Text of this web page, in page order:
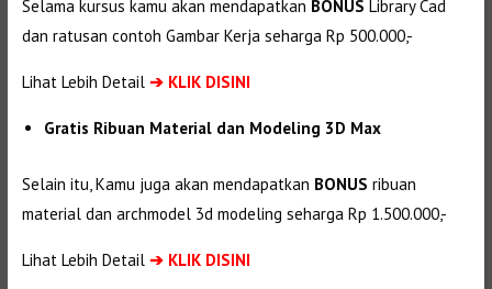
Selama kursus kamu akan mendapatkan BONUS Library Cad
dan ratusan contoh Gambar Kerja seharga Rp 500.000,-
Lihat Lebih Detail ➔ KLIK DISINI
Gratis Ribuan Material dan Modeling 3D Max
Selain itu, Kamu juga akan mendapatkan BONUS ribuan
material dan archmodel 3d modeling seharga Rp 1.500.000,-
Lihat Lebih Detail ➔ KLIK DISINI